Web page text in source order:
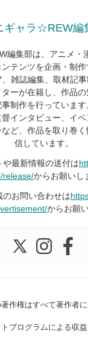
ギャラ☆REW編
編集部は、アニメ・
ンテンツを企画・制
雑誌編集、取材記
ーが在籍し、作品
事制作を行っていま
インタビュー、イ
ど、作品を取り巻
信しています。
や最新情報の送付は
release/からお願いし
のお問い合わせは
からお願
作権はすべて著作者
プログラムによる収